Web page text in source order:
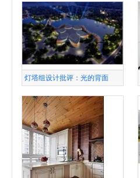
灯塔组设计批评：光的背面